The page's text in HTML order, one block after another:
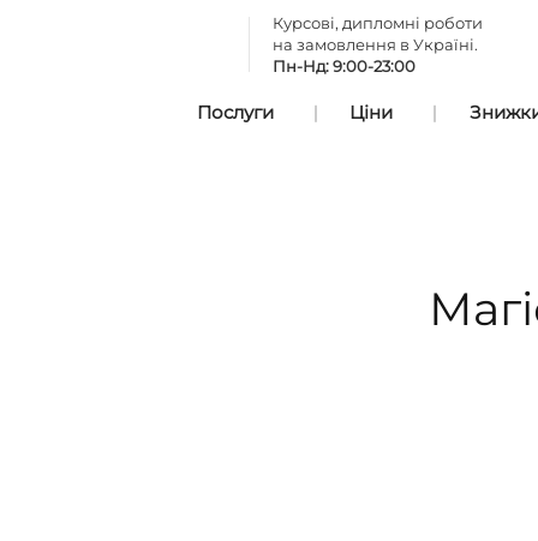
Курсові, дипломні роботи
на замовлення в Україні.
Пн-Нд: 9:00-23:00
Послуги Ціни Знижки